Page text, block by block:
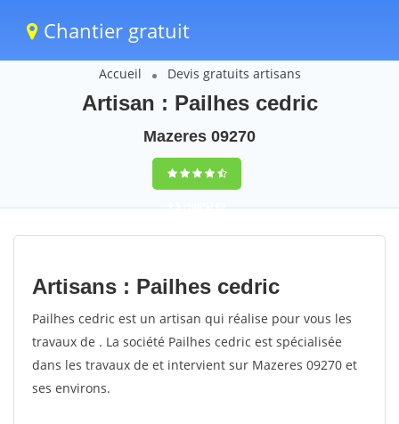
Chantier gratuit
Accueil Devis gratuits artisans
Artisan : Pailhes cedric
Mazeres 09270
9,5(100%)82
votes
Artisans : Pailhes cedric
Pailhes cedric est un artisan qui réalise pour vous les
travaux de . La société Pailhes cedric est spécialisée
dans les travaux de et intervient sur Mazeres 09270 et
ses environs.